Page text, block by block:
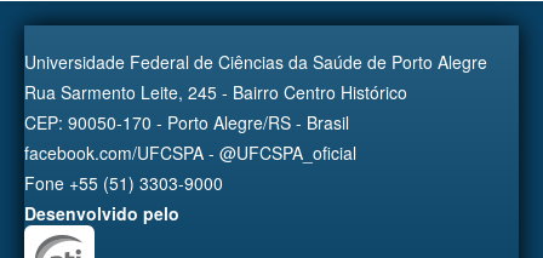
Universidade Federal de Ciências da Saúde de Porto Alegre
Rua Sarmento Leite, 245 - Bairro Centro Histórico
CEP: 90050-170 - Porto Alegre/RS - Brasil
facebook.com/UFCSPA - @UFCSPA_oficial
Fone +55 (51) 3303-9000
Desenvolvido pelo